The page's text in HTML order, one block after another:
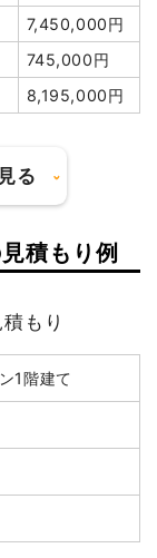
階建て
975,000円
62,400円
385,000円
1,490,000
7,450,000円
745,000円
8,195,000円
る
建て
金額
積もり例
もり
1階建て